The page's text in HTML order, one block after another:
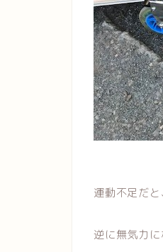
運動不足だ
逆に無気力に